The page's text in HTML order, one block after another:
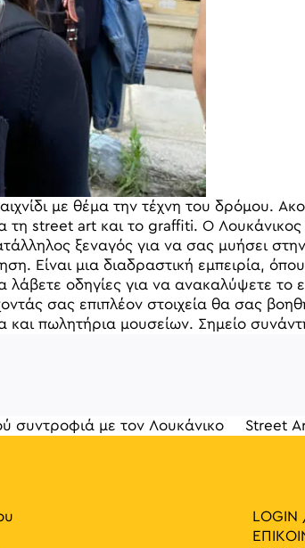
με θέμα την τέχνη του δρόμου.
street art και το graffiti. Ο Λουκάνικος
ξεναγός για να σας μυήσει
Είναι μια διαδραστική εμπειρία,
οδηγίες για να ανακαλύψετε το
σας επιπλέον στοιχεία θα σας
και πωλητήρια μουσείων. Σημείο
συντροφιά με τον Λουκάνικο Street
LOGIN